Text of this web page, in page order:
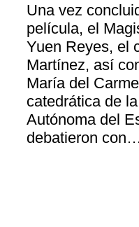
Una vez
película, el
Yuen Reyes, el
Martínez, así
María del
catedrática de
Autónoma del
debatieron con…